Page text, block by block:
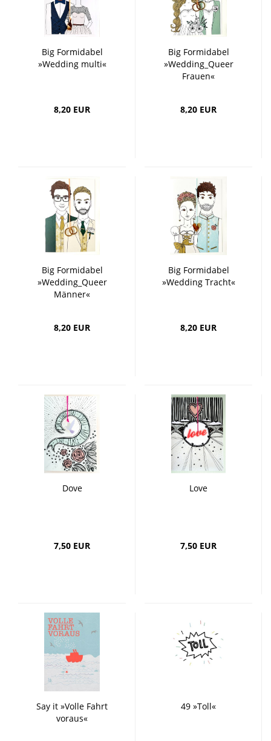
Big Formidabel
»Wedding multi«
8,20 EUR
Big Formidabel
»Wedding_Queer
Frauen«
8,20 EUR
Big Formidabel
»Wedding_Queer
Männer«
8,20 EUR
Big Formidabel
»Wedding Tracht«
8,20 EUR
Dove
7,50 EUR
Love
7,50 EUR
Say it »Volle Fahrt
voraus«
49 »Toll«